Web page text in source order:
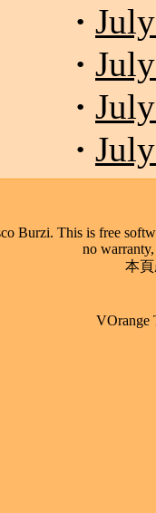
·
·
·
·
Burzi. This is free
no
本
VOrange